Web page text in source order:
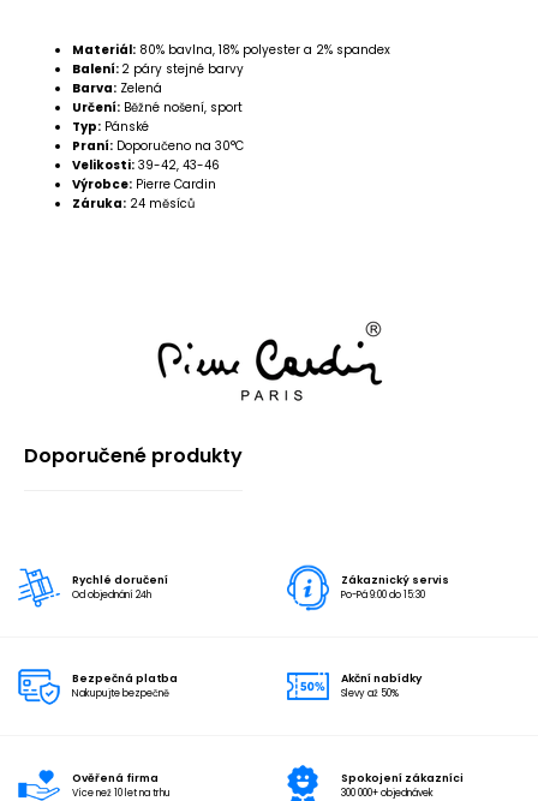
Materiál: 80% bavlna, 18% polyester a 2% spandex
Balení: 2 páry stejné barvy
Barva: Zelená
Určení: Běžné nošení, sport
Typ: Pánské
Praní: Doporučeno na 30°C
Velikosti: 39-42, 43-46
Výrobce: Pierre Cardin
Záruka: 24 měsíců
Doporučené produkty
Rychlé doručení
Od objednání 24h
Zákaznický servis
Po-Pá 9:00 do 15:30
Bezpečná platba
Nakupujte bezpečně
Akční nabídky
Slevy až 50%
Ověřená firma
Více než 10 let na trhu
Spokojení zákazníci
300 000+ objednávek